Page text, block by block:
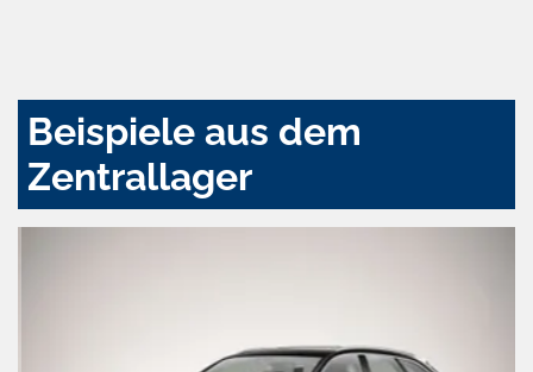
Beispiele aus dem
Zentrallager